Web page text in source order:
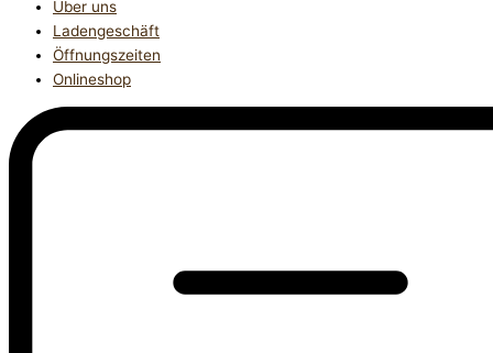
Über uns
Ladengeschäft
Öffnungszeiten
Onlineshop